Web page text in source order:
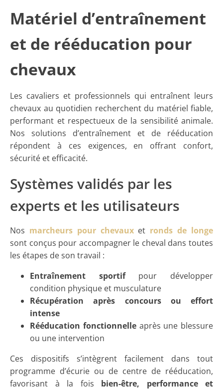
Matériel d’entraînement
et de rééducation pour
chevaux
Les cavaliers et professionnels qui entraînent leurs
chevaux au quotidien recherchent du matériel fiable,
performant et respectueux de la sensibilité animale.
Nos solutions d’entraînement et de rééducation
répondent à ces exigences, en offrant confort,
sécurité et efficacité.
Systèmes validés par les
experts et les utilisateurs
Nos marcheurs pour chevauxet ronds de longe
sont conçus pour accompagner le cheval dans toutes
les étapes de son travail :
Entraînement sportifpour développer
condition physique et musculature
Récupération après concours ou effort
intense
Rééducation fonctionnelleaprès une blessure
ou une intervention
Ces dispositifs s’intègrent facilement dans tout
programme d’écurie ou de centre de rééducation,
favorisant à la fois bien-être, performance et